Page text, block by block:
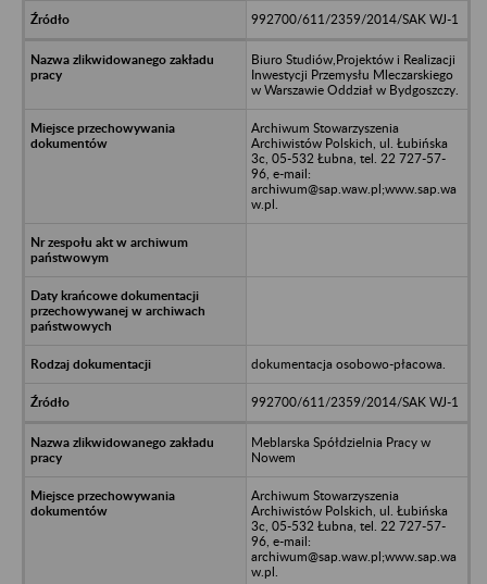
992700/611/2359/2014/SAK WJ-1
Biuro Studiów,Projektów i Realizacji
Inwestycji Przemysłu Mleczarskiego
w Warszawie Oddział w Bydgoszczy.
Archiwum Stowarzyszenia
Archiwistów Polskich, ul. Łubińska
3c, 05-532 Łubna, tel. 22 727-57-
96, e-mail:
archiwum@sap.waw.pl;www.sap.wa
w.pl.
dokumentacja osobowo-płacowa.
992700/611/2359/2014/SAK WJ-1
Meblarska Spółdzielnia Pracy w
Nowem
Archiwum Stowarzyszenia
Archiwistów Polskich, ul. Łubińska
3c, 05-532 Łubna, tel. 22 727-57-
96, e-mail:
archiwum@sap.waw.pl;www.sap.wa
w.pl.